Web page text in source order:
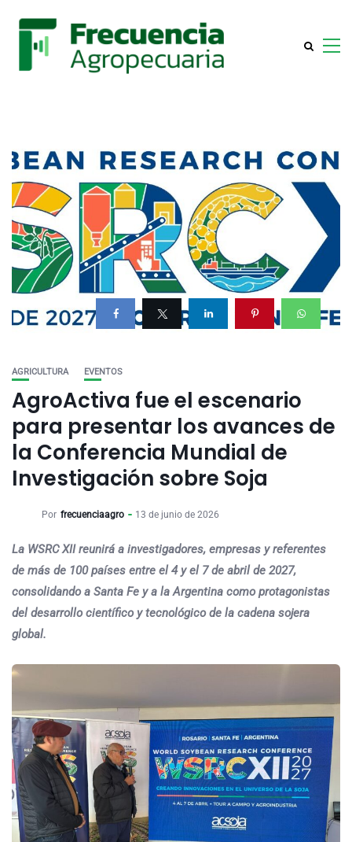
AGRICULTURA EVENTOS
AgroActiva fue el escenario
para presentar los avances de
la Conferencia Mundial de
Investigación sobre Soja
Por frecuenciaagro 13 de junio de 2026
La WSRC XII reunirá a investigadores, empresas y referentes
de más de 100 países entre el 4 y el 7 de abril de 2027,
consolidando a Santa Fe y a la Argentina como protagonistas
del desarrollo científico y tecnológico de la cadena sojera
global.